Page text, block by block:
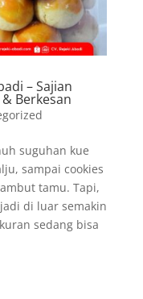
– Sajian
Berkesan
suguhan kue
sampai cookies
tamu. Tapi,
di luar semakin
sedang bisa